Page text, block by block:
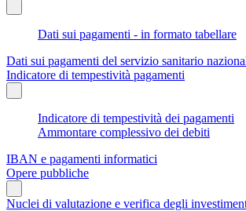
Dati sui pagamenti - in formato tabellare
Dati sui pagamenti del servizio sanitario
Indicatore di tempestività pagamenti
Indicatore di tempestività dei pagamenti
Ammontare complessivo dei debiti
IBAN e pagamenti informatici
Opere pubbliche
Nuclei di valutazione e verifica degli